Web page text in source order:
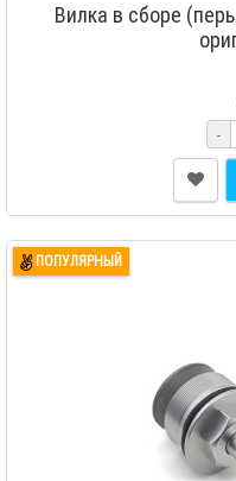
Вилка в сборе
-
ПОПУЛЯРНЫЙ